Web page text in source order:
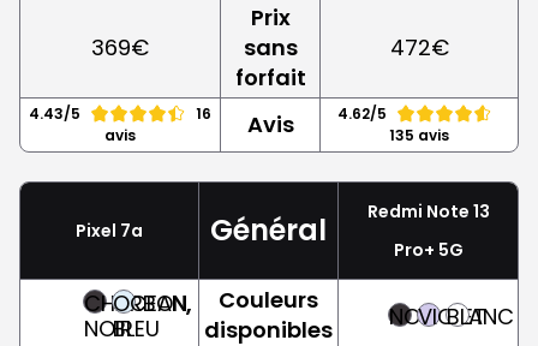
369€
Prix
sans
forfait
472€
4.43/5
16
avis
Avis
4.62/5
135 avis
Pixel 7a Général
Redmi Note 13
Pro+ 5G
CHARBON,
NOIR
OCEAN,
BLEU
Couleurs
disponibles
NOIRVIOLET
BLANC